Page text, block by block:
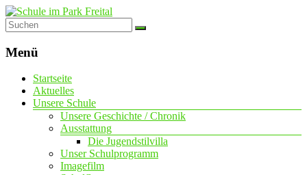
Schule
im
Freital
Förderschwerpunkt
Entwicklung
Menü
Startseite
Aktuelles
Unsere Schule
Unsere Geschichte / Chronik
Ausstattung
Die Jugendstilvilla
Unser Schulprogramm
Imagefilm